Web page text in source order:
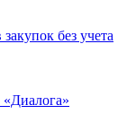
без учета